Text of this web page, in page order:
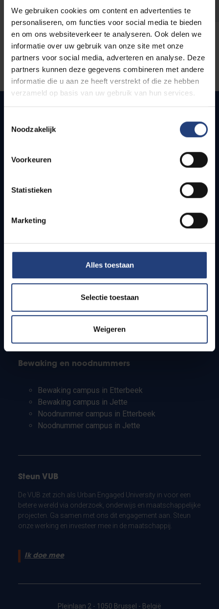
We gebruiken cookies om content en advertenties te
personaliseren, om functies voor social media te bieden
en om ons websiteverkeer te analyseren. Ook delen we
informatie over uw gebruik van onze site met onze
partners voor social media, adverteren en analyse. Deze
partners kunnen deze gegevens combineren met andere
informatie die u aan ze heeft verstrekt of die ze hebben
verzameld op basis van uw gebruik van hun services.
Noodzakelijk
Voorkeuren
Statistieken
Marketing
Alles toestaan
Selectie toestaan
Weigeren
Snel naar
Bereikbaarheid
Studenten
PhD-studenten
Leerkrachten en secundaire scholen
Bewaking en noodnummers
Bewaking campus in Etterbeek
Bewaking campus in Jette
Noodnummer campus in Etterbeek
Noodnummer campus in Jette
Steun VUB
De VUB zet zich als Urban Engaged University in voor een
betere wereld via onderzoek, onderwijs en maatschappelijke
projecten. Ga samen met ons dit engagement aan. Steun
onze werking en investeer mee in de maatschappij.
Ik doe mee
Pleinlaan 2 - 1050 Brussel - België